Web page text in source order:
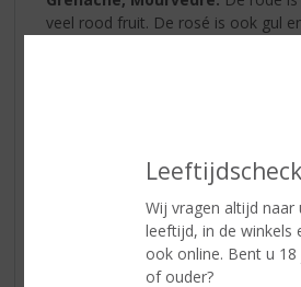
Leeftijdscheck
Wij vragen altijd naar
leeftijd, in de winkels
ook online. Bent u
of ouder?
veel rood fruit. De rosé is ook gul
De druiven worden ’s nachts -koel-
geoogst; de syrah en mourvèdre
ondergaan een koude schilweking
12 ⁰C) gedurende 5 dagen. Een paar
keer per dag loopt een deel van
af: zo komen kleur en de voorlopers